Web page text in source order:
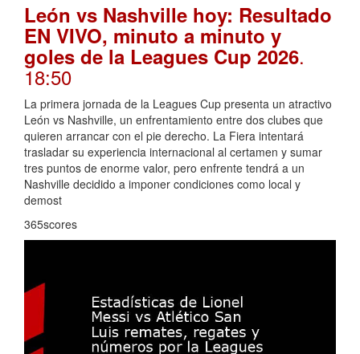
León vs Nashville hoy: Resultado
EN VIVO, minuto a minuto y
goles de la Leagues Cup 2026.
18:50
La primera jornada de la Leagues Cup presenta un atractivo
León vs Nashville, un enfrentamiento entre dos clubes que
quieren arrancar con el pie derecho. La Fiera intentará
trasladar su experiencia internacional al certamen y sumar
tres puntos de enorme valor, pero enfrente tendrá a un
Nashville decidido a imponer condiciones como local y
demost
365scores